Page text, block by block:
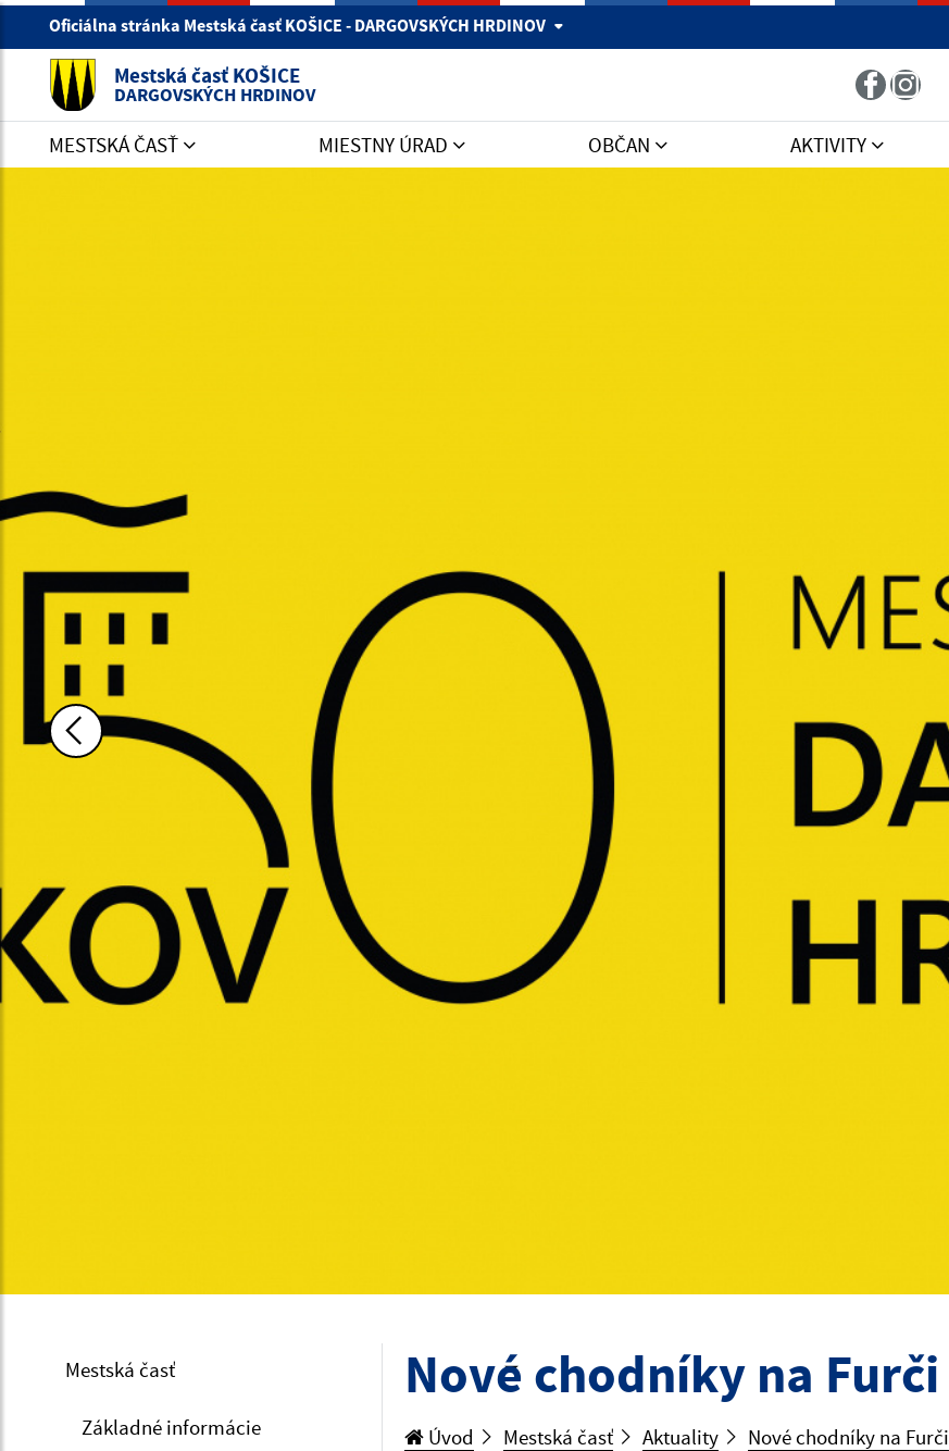
Oficiálna stránka Mestská časť KOŠICE - DARGOVSKÝCH HRDINOV
Mestská časť KOŠICE
DARGOVSKÝCH HRDINOV
MESTSKÁ ČASŤ MIESTNY ÚRAD OBČAN AKTIVITY
Mestská časť
Základné informácie
Nové chodníky na Furči
Úvod Mestská časť Aktuality Nové chodníky na Furči